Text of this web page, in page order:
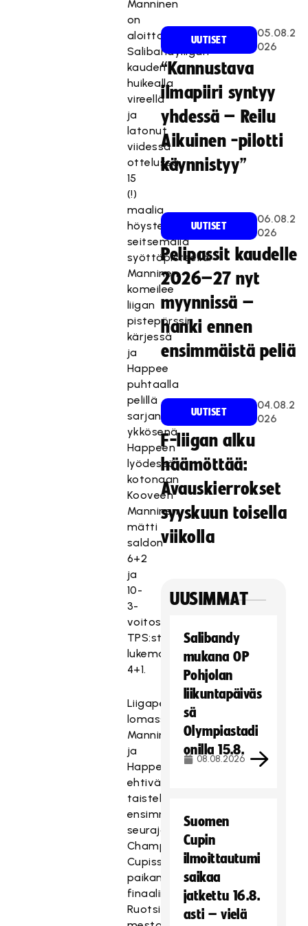
Manninen
on
aloittanut
Salibandyliigan
kauden
huikealla
vireellä
ja
latonut
viidessä
ottelussa
15
(!)
maalia
höystettyinä
seitsemällä
syöttöpisteellä.
Manninen
komeilee
liigan
pistepörssin
kärjessä
ja
Happee
puhtaalla
pelillä
sarjan
ykkösenä.
Happeen
lyödessä
kotonaan
Kooveen
Manninen
mätti
saldon
6+2
ja
10-
3-
voitossa
TPS:stä
lukemat
4+1.
Liigapelien
lomassa
Manninen
ja
Happee
ehtivät
taistella
ensimmäisessä
seurajoukkueiden
Champions
Cupissaan
paikan
finaaliin
Ruotsin
UUTISET
05.08.2
026
“Kannustava
ilmapiiri syntyy
yhdessä – Reilu
Aikuinen -pilotti
käynnistyy”
UUTISET
06.08.2
026
Pelipassit kaudelle
2026–27 nyt
myynnissä –
hanki ennen
ensimmäistä peliä
UUTISET
04.08.2
026
F-liigan alku
häämöttää:
Avauskierrokset
syyskuun toisella
viikolla
UUSIMMAT
Salibandy
mukana OP
Pohjolan
liikuntapäiväs
sä
Olympiastadi
onilla 15.8.
08.08.2026
Suomen
Cupin
ilmoittautumi
saikaa
jatkettu 16.8.
asti – vielä